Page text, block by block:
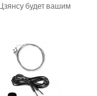
будет вашим